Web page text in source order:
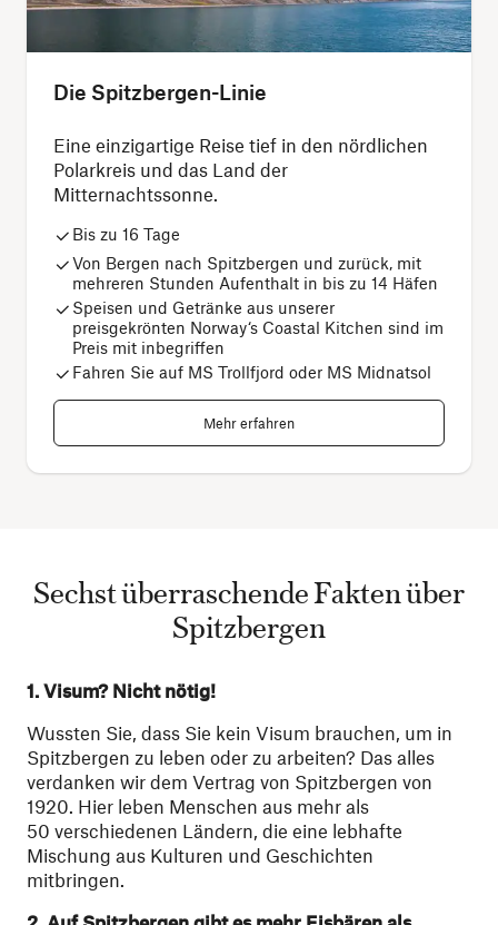
Die Spitzbergen-Linie
Eine einzigartige Reise tief in den nördlichen
Polarkreis und das Land der
Mitternachtssonne.
Bis zu 16 Tage
Von Bergen nach Spitzbergen und zurück, mit
mehreren Stunden Aufenthalt in bis zu 14 Häfen
Speisen und Getränke aus unserer
preisgekrönten Norway‘s Coastal Kitchen sind im
Preis mit inbegriffen
Fahren Sie auf MS Trollfjord oder MS Midnatsol
Mehr erfahren
Sechst überraschende Fakten über
Spitzbergen
1. Visum? Nicht nötig!
Wussten Sie, dass Sie kein Visum brauchen, um in
Spitzbergen zu leben oder zu arbeiten? Das alles
verdanken wir dem Vertrag von Spitzbergen von
1920. Hier leben Menschen aus mehr als
50 verschiedenen Ländern, die eine lebhafte
Mischung aus Kulturen und Geschichten
mitbringen.